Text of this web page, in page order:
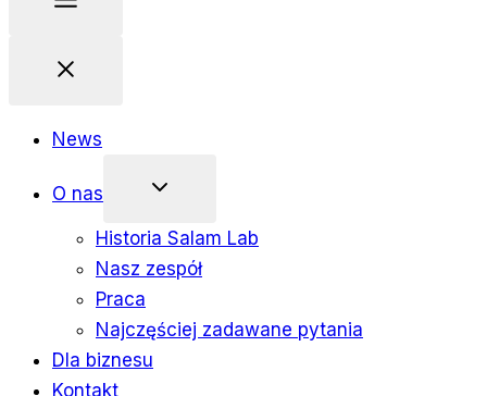
News
O nas
Historia Salam Lab
Nasz zespół
Praca
Najczęściej zadawane pytania
Dla biznesu
Kontakt